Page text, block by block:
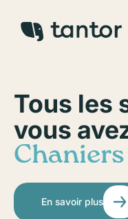
Tous les
vous
Chaniers
En savoir plus